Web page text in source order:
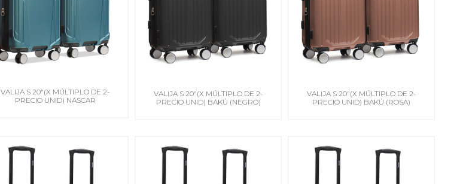
VALIJA S 20"(X MÚLTIPLO DE 2-
PRECIO UNID) NASCAR
VALIJA S 20"(X MÚLTIPLO DE 2-
PRECIO UNID) BAKÚ (NEGRO)
VALIJA S 20"(X MÚLTIPLO DE 2-
PRECIO UNID) BAKÚ (ROSA)